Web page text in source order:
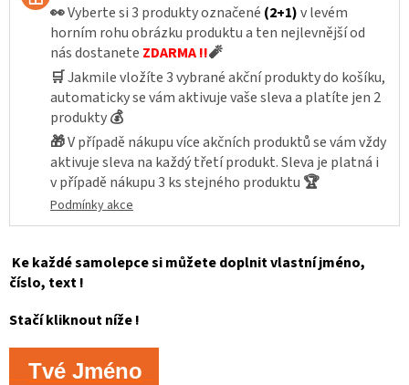
👀Vyberte si 3 produkty označené (2+1)v levém
horním rohu obrázku produktu a ten nejlevnější od
nás dostanete ZDARMA !!🧨
🛒Jakmile vložíte 3 vybrané akční produkty do košíku,
automaticky se vám aktivuje vaše sleva a platíte jen 2
produkty💰
🎁V případě nákupu více akčních produktů se vám vždy
aktivuje sleva na každý třetí produkt. Sleva je platná i
v případě nákupu 3 ks stejného produktu 🏆
Podmínky akce
Ke každé samolepce si můžete doplnit vlastní jméno,
číslo, text !
Stačí kliknout níže !
Tvé Jméno